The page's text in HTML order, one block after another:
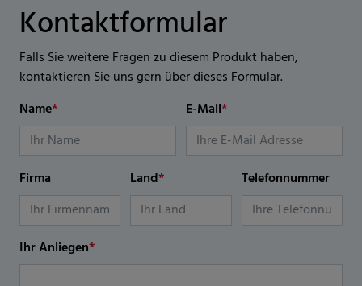
Kontaktformular
Falls Sie weitere Fragen zu diesem Produkt haben,
kontaktieren Sie uns gern über dieses Formular.
Name* E-Mail*
Firma Land* Telefonnummer
Ihr Anliegen*